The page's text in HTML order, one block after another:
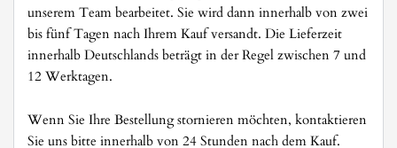
unserem Team bearbeitet. Sie wird dann innerhalb von zwei
bis fünf Tagen nach Ihrem Kauf versandt. Die Lieferzeit
innerhalb Deutschlands beträgt in der Regel zwischen 7 und
12 Werktagen.
Wenn Sie Ihre Bestellung stornieren möchten, kontaktieren
Sie uns bitte innerhalb von 24 Stunden nach dem Kauf.